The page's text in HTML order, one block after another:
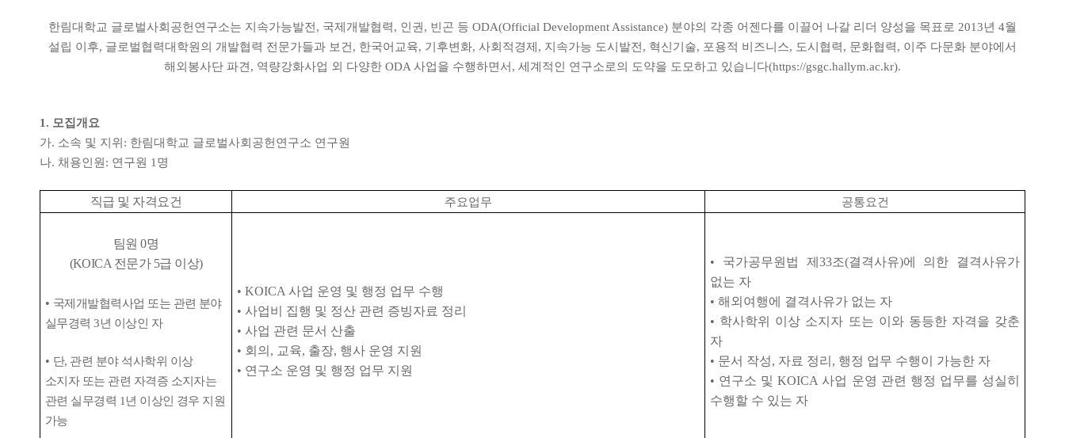
한림대학교 글로벌사회공헌연구소는 지속가능발전 , 국제개발협력, 인권 , 빈곤 등 ODA(Official Development Assistance) 분야의 각종 어젠다를 이끌어 나갈 리더 양성을 목표로 2013년 4월
설립 이후, 글로벌협력대학원의 개발협력 전문가들과 보건 , 한국어교육, 기후변화, 사회적경제 , 지속가능 도시발전 , 혁신기술, 포용적 비즈니스, 도시협력, 문화협력, 이주 다문화 분야에서
해외봉사단 파견 , 역량강화사업 외 다양한 ODA 사업을 수행하면서 , 세계적인 연구소로의 도약을 도모하고 있습니다(https://gsgc.hallym.ac.kr).
1. 모집개요
가. 소속 및 지위 : 한림대학교 글로벌사회공헌연구소 연구원
나. 채용인원 : 연구원 1 명
직급 및 자격요건 주요업무 공통요건
팀원0명
(KOICA 전문가 5급 이상)
• 국제개발협력사업 또는 관련 분야
실무경력3년 이상인 자
• 단, 관련 분야 석사학위 이상
소지자 또는 관련 자격증 소지자는
관련 실무경력 1 년 이상인 경우 지원
가능
• KOICA 사업 운영 및 행정 업무 수행
• 사업비 집행 및 정산 관련 증빙자료 정리
• 사업 관련 문서 산출
• 회의 , 교육, 출장, 행사 운영 지원
• 연구소 운영 및 행정 업무 지원
• 국가공무원법 제 33조(결격사유)에 의한 결격사유가
없는 자
• 해외여행에 결격사유가 없는 자
• 학사학위 이상 소지자 또는 이와 동등한 자격을 갖춘
자
• 문서 작성, 자료 정리 , 행정 업무 수행이 가능한 자
• 연구소 및KOICA 사업 운영 관련 행정 업무를 성실히
수행할 수 있는 자